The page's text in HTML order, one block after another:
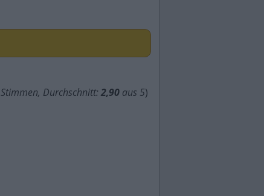
Stimmen, Durchschnitt: 2,90 aus 5)